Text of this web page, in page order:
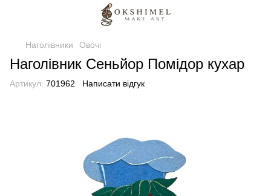
Наголівники Овочі
Наголівник Сеньйор Помідор кухар
Артикул: 701962 Написати відгук